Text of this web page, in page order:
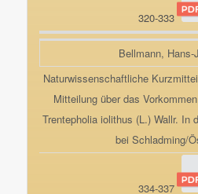
320-333
Bellmann, Hans-
Naturwissenschaftliche
Mitteilung über das
Trentepholia iolithus (L.) Wallr. In
bei Schladming/
334-337